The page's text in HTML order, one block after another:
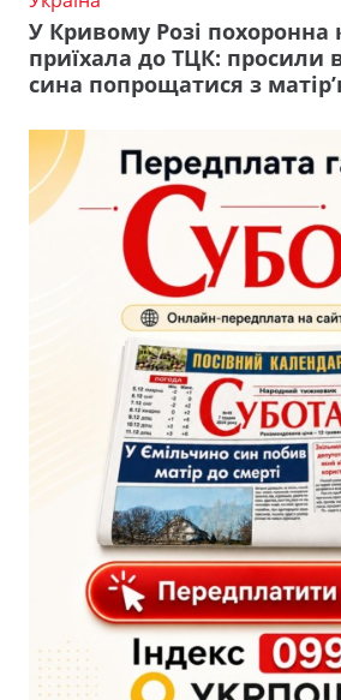
У Кривому Розі похоронна
приїхала до ТЦК: просили
сина попрощатися з